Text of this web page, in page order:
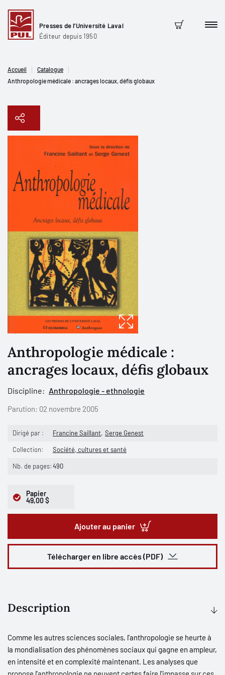
Presses de l'Université Laval
Éditeur depuis 1950
Panier
Accueil
Catalogue
Anthropologie médicale : ancrages locaux, défis globaux
Copier le lien
Anthropologie médicale :
ancrages locaux, défis globaux
Discipline: Anthropologie - ethnologie
Parution: 02 novembre 2005
Dirigé par : Francine Saillant Serge Genest
Collection: Société, cultures et santé
Nb. de pages:490
Papier
49,00 $
Ajouter au panier
Télécharger en libre accès (PDF)
Description
Comme les autres sciences sociales, l'anthropologie se heurte à
la mondialisation des phénomènes sociaux qui gagne en ampleur,
en intensité et en complexité maintenant. Les analyses que